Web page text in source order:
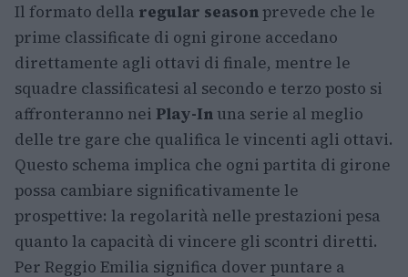
Il formato della regular seasonprevede che le
prime classificate di ogni girone accedano
direttamente agli ottavi di finale, mentre le
squadre classificatesi al secondo e terzo posto si
affronteranno nei Play-In una serie al meglio
delle tre gare che qualifica le vincenti agli ottavi.
Questo schema implica che ogni partita di girone
possa cambiare significativamente le
prospettive: la regolarità nelle prestazioni pesa
quanto la capacità di vincere gli scontri diretti.
Per Reggio Emilia significa dover puntare a